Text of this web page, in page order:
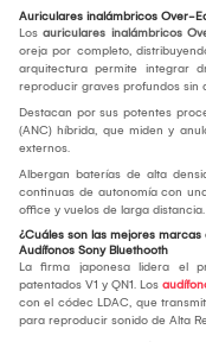
Auriculares inalámbricos Over-
Los auriculares inalámbricos
oreja por completo,
arquitectura permite integrar
reproducir graves profundos sin
Destacan por sus potentes
(ANC) híbrida, que miden y
externos.
Albergan baterías de alta
continuas de autonomía con
office y vuelos de larga distancia.
¿Cuáles son las mejores marcas
Audífonos Sony Bluethooth
La firma japonesa lidera el
patentados V1 y QN1. Los
con el códec LDAC, que
para reproducir sonido de Alta